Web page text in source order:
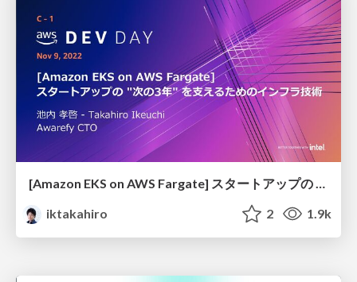
[Amazon EKS on AWS Fargate] スタートアップの "次の3年" を支えるためのインフラ技術 / AWS DEV DAY EKS ON FARGATE
iktakahiro
2 1.9k